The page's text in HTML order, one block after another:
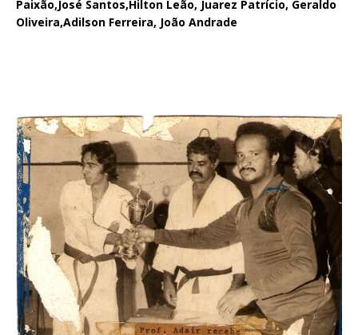
Paixão,José Santos,Hilton Leão, Juarez Patrício, Geraldo
Oliveira,Adilson Ferreira, João Andrade